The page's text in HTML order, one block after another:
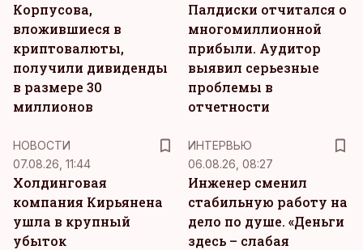
Корпусова,
вложившиеся в
криптовалюты,
получили дивиденды
в размере 30
миллионов
Палдиски отчитался о
многомиллионной
прибыли. Аудитор
выявил серьезные
проблемы в
отчетности
НОВОСТИ
07.08.26, 11:44
Холдинговая
компания Кирьянена
ушла в крупный
убыток
ИНТЕРВЬЮ
06.08.26, 08:27
Инженер сменил
стабильную работу на
дело по душе. «Деньги
здесь – слабая